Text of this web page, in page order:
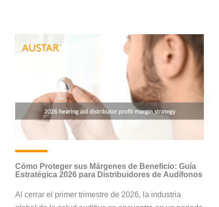
Cómo Proteger sus Márgenes de Beneficio: Guía
Estratégica 2026 para Distribuidores de Audífonos
Al cerrar el primer trimestre de 2026, la industria